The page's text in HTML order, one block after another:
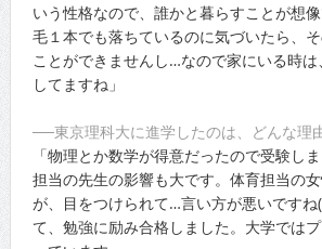
いう性格なので、誰かと暮らすことが想
毛１本でも落ちているのに気づいたら、
ことができませんし…なので家にいる時
してますね」
──東京理科大に進学したのは、どんな理
「物理とか数学が得意だったので受験し
担当の先生の影響も大です。体育担当の
が、目をつけられて…言い方が悪いですね
て、勉強に励み合格しました。大学では